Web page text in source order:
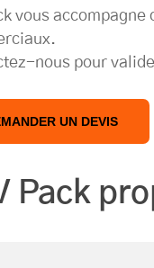
vous
nous pour
UN DEVIS
Pack